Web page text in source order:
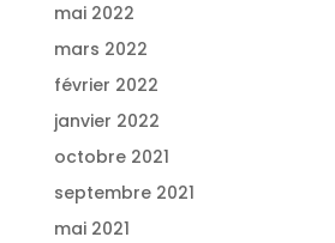
mai 2022
mars 2022
février 2022
janvier 2022
octobre 2021
septembre 2021
mai 2021